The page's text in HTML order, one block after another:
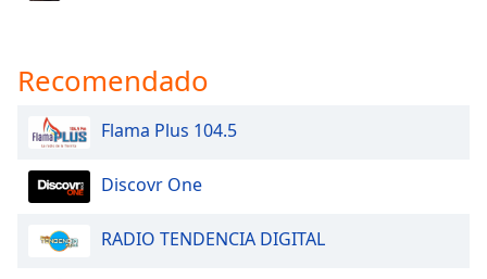
Recomendado
Flama Plus 104.5
Discovr One
RADIO TENDENCIA DIGITAL